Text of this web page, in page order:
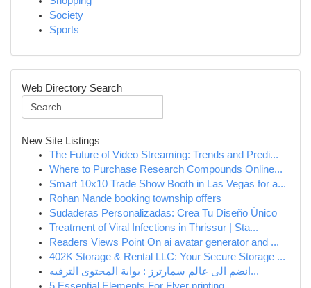
Society
Sports
Web Directory Search
New Site Listings
The Future of Video Streaming: Trends and Predi...
Where to Purchase Research Compounds Online...
Smart 10x10 Trade Show Booth in Las Vegas for a...
Rohan Nande booking township offers
Sudaderas Personalizadas: Crea Tu Diseño Único
Treatment of Viral Infections in Thrissur | Sta...
Readers Views Point On ai avatar generator and ...
402K Storage & Rental LLC: Your Secure Storage ...
انضم الى عالم سمارترز : بوابة المحتوى الترفيه...